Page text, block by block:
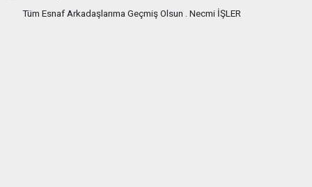
Tüm Esnaf Arkadaşlarıma Geçmiş Olsun . Necmi İŞLER